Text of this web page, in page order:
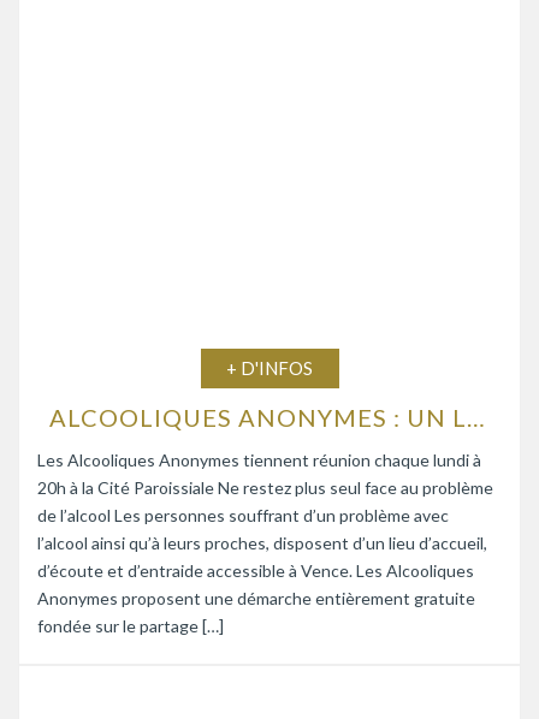
+ D'INFOS
ALCOOLIQUES ANONYMES : UN LIEU D’ÉCOUTE ET D’ENTRAIDE
Les Alcooliques Anonymes tiennent réunion chaque lundi à
20h à la Cité Paroissiale Ne restez plus seul face au problème
de l’alcool Les personnes souffrant d’un problème avec
l’alcool ainsi qu’à leurs proches, disposent d’un lieu d’accueil,
d’écoute et d’entraide accessible à Vence. Les Alcooliques
Anonymes proposent une démarche entièrement gratuite
fondée sur le partage […]